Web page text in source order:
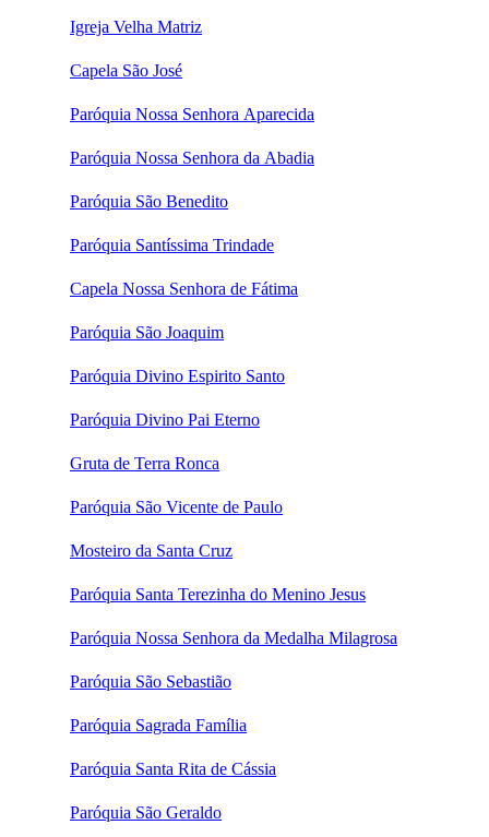
Igreja Velha Matriz
Capela São José
Paróquia Nossa Senhora Aparecida
Paróquia Nossa Senhora da Abadia
Paróquia São Benedito
Paróquia Santíssima Trindade
Capela Nossa Senhora de Fátima
Paróquia São Joaquim
Paróquia Divino Espirito Santo
Paróquia Divino Pai Eterno
Gruta de Terra Ronca
Paróquia São Vicente de Paulo
Mosteiro da Santa Cruz
Paróquia Santa Terezinha do Menino Jesus
Paróquia Nossa Senhora da Medalha Milagrosa
Paróquia São Sebastião
Paróquia Sagrada Família
Paróquia Santa Rita de Cássia
Paróquia São Geraldo